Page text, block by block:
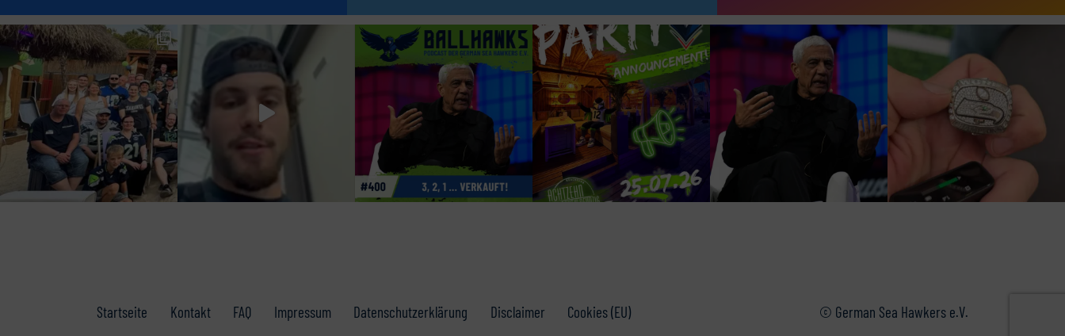
Startseite Kontakt FAQ Impressum Datenschutzerklärung Disclaimer Cookies (EU) © German Sea Hawkers e.V.